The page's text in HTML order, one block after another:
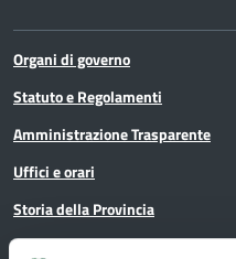
Organi di governo
Statuto e Regolamenti
Amministrazione Trasparente
Uffici e orari
Storia della Provincia
Edifici e Parchi